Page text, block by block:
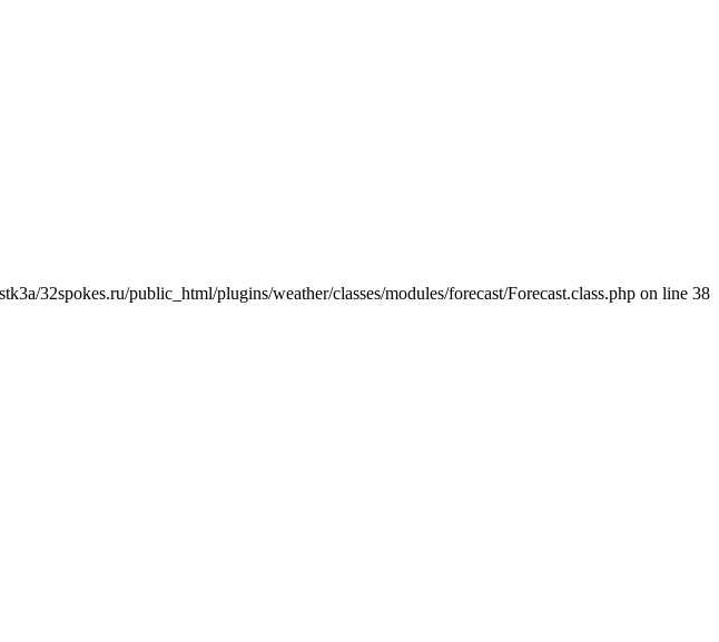
32spokes.ru/public_html/plugins/weather/classes/modules/forecast/Forecast.class.php on line 38